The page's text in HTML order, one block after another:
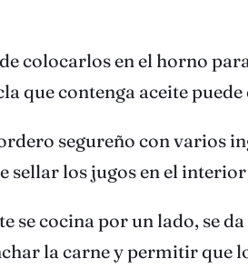
colocarlos en el horno
que contenga aceite
segureño con varios
sellar los jugos en el
cocina por un lado, se
la carne y permitir que